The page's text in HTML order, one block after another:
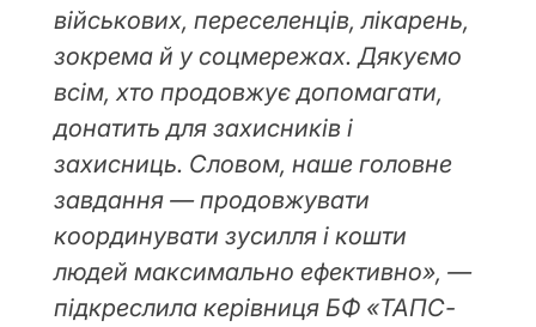
військових, переселенців, лікарень,
зокрема й у соцмережах. Дякуємо
всім, хто продовжує допомагати,
донатить для захисників і
захисниць. Словом, наше головне
завдання — продовжувати
координувати зусилля і кошти
людей максимально ефективно», —
підкреслила керівниця БФ «ТАПС-